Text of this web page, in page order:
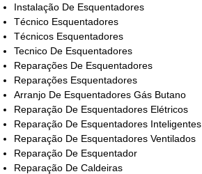
Instalação De Esquentadores
Técnico Esquentadores
Técnicos Esquentadores
Tecnico De Esquentadores
Reparações De Esquentadores
Reparações Esquentadores
Arranjo De Esquentadores Gás Butano
Reparação De Esquentadores Elétricos
Reparação De Esquentadores Inteligentes
Reparação De Esquentadores Ventilados
Reparação De Esquentador
Reparação De Caldeiras